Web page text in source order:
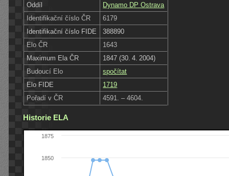
Oddíl
Dynamo DP Ostrava
Identifikační číslo ČR
6179
Identifikační číslo FIDE
388890
Elo ČR
1643
Maximum Ela ČR
1847 (30. 4. 2004)
Budoucí Elo
spočítat
Elo FIDE
1719
Pořadí v ČR
4591. – 4604.
Historie ELA
1850
1875